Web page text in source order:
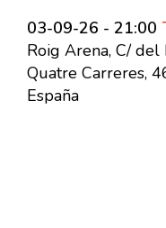
03-09-26 - 21:00
Roig Arena, C/
Quatre Carreres,
España